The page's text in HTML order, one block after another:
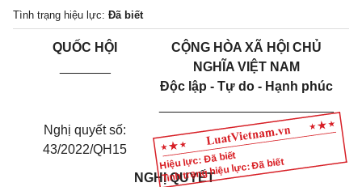
Tình trạng hiệu lực: Đã biết
Hiệu lực: Đã biết
Tình trạng hiệu lực: Đã biết
QUỐC HỘI
CỘNG HÒA XÃ HỘI CHỦ
NGHĨA VIỆT NAM
Độc lập - Tự do - Hạnh phúc
Nghị quyết số:
43/2022/QH15
NGHỊ QUYẾT